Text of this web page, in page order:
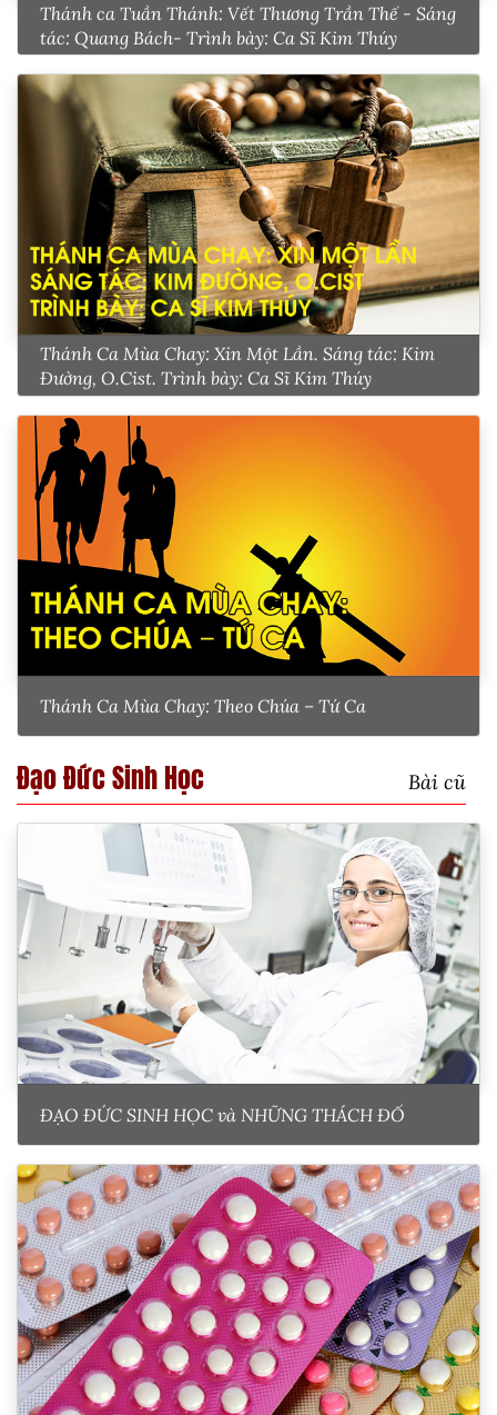
Thánh ca Tuần Thánh: Vết Thương Trần Thế - Sáng
tác: Quang Bách- Trình bày: Ca Sĩ Kim Thúy
Thánh Ca Mùa Chay: Xin Một Lần. Sáng tác: Kim
Đường, O.Cist. Trình bày: Ca Sĩ Kim Thúy
Thánh Ca Mùa Chay: Theo Chúa – Tứ Ca
Đạo Đức Sinh Học Bài cũ
ĐẠO ĐỨC SINH HỌC và NHỮNG THÁCH ĐỐ